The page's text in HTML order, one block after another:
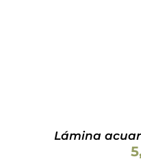
Lámina